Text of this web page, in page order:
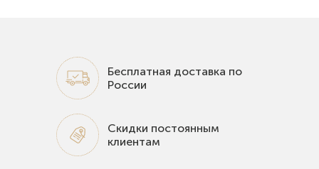
Бесплатная доставка по
России
Скидки постоянным
клиентам